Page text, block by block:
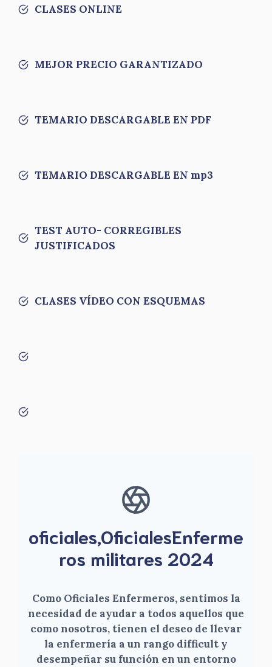
CLASES ONLINE
MEJOR PRECIO GARANTIZADO
TEMARIO DESCARGABLE EN PDF
TEMARIO DESCARGABLE EN mp3
TEST AUTO- CORREGIBLES
JUSTIFICADOS
CLASES VÍDEO CON ESQUEMAS
oficiales,OficialesEnferme
ros militares 2024
Como Oficiales Enfermeros, sentimos la
necesidad de ayudar a todos aquellos que
como nosotros, tienen el deseo de llevar
la enfermería a un rango difficult y
desempeñar su función en un entorno